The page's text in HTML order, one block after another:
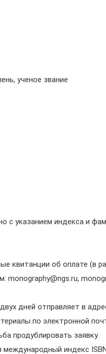
ученое звание
с указанием индекса и
квитанции об оплате (в
дней отправляет в
по электронной
продублировать заявку.
международный индекс